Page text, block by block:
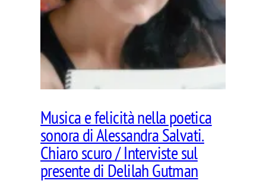
Musica e felicità nella poetica
sonora di Alessandra Salvati.
Chiaro scuro / Interviste sul
presente di Delilah Gutman